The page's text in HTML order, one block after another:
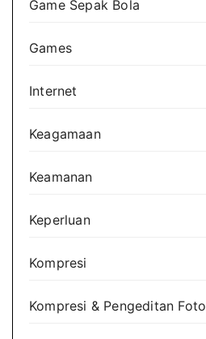
Game Sepak Bola
Games
Internet
Keagamaan
Keamanan
Keperluan
Kompresi
Kompresi & Pengeditan Foto